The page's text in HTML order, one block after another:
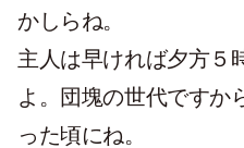
かしらね。
主人は早ければ夕方５
よ。団塊の世代ですか
った頃にね。